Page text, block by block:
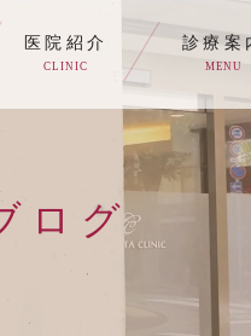
医院紹介
CLINIC
診療案
MENU
各種内視鏡検査
生活習慣病
消化器内科・内科
トイレの症状で
ログ